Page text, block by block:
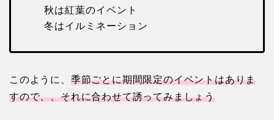
秋は紅葉のイベント
冬はイルミネーション
このように、 季節ごとに期間限定のイベントはありま
すので、、それに合わせて誘ってみましょう